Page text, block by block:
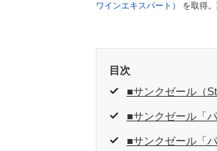
ワインエキスパート）
を取得
目次
■サンクゼール（
■サンクゼール「
■サンクゼール「